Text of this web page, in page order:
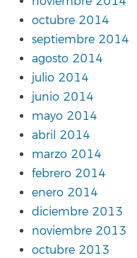
octubre 2014
septiembre 2014
agosto 2014
julio 2014
junio 2014
mayo 2014
abril 2014
marzo 2014
febrero 2014
enero 2014
diciembre 2013
noviembre 2013
octubre 2013